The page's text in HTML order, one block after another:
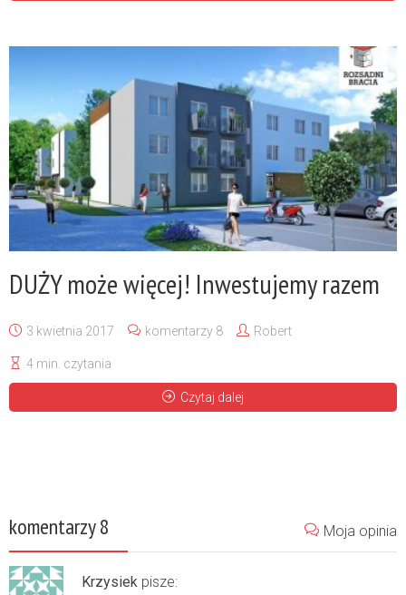
Czy warto założyć spółkę z o.o.? – doradca
podatkowy odpowiada praktykowi! Same
konkrety!
- 5 maja 2023
Mamy TO! Jest wyrok WSA w sprawie
wyodrębniania lokali w naszym RENTONIE. -
26 kwietnia 2023
DUŻY może więcej! Inwestujemy razem
3 kwietnia 2017 komentarzy 8 Robert
4 min. czytania
Czytaj dalej
komentarzy 8 Moja opinia
Krzysiek pisze: